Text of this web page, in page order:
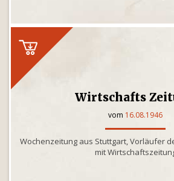
Wirtschafts
vom 16.08.1946
Wochenzeitung aus Stuttgart, Vorläufer
mit